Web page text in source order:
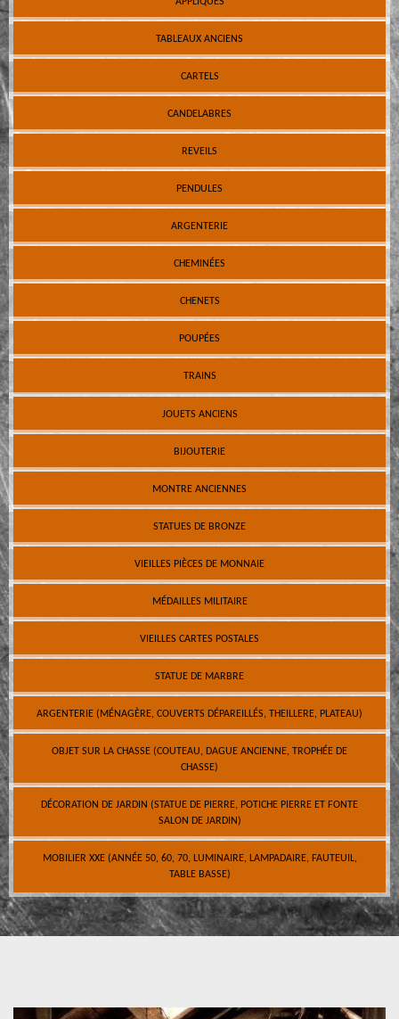
TABLEAUX ANCIENS
CARTELS
CANDELABRES
REVEILS
PENDULES
ARGENTERIE
CHEMINÉES
CHENETS
POUPÉES
TRAINS
JOUETS ANCIENS
BIJOUTERIE
MONTRE ANCIENNES
STATUES DE BRONZE
VIEILLES PIÈCES DE MONNAIE
MÉDAILLES MILITAIRE
VIEILLES CARTES POSTALES
STATUE DE MARBRE
ARGENTERIE (MÉNAGÈRE, COUVERTS DÉPAREILLÉS, THEILLERE, PLATEAU)
OBJET SUR LA CHASSE (COUTEAU, DAGUE ANCIENNE, TROPHÉE DE
CHASSE)
DÉCORATION DE JARDIN (STATUE DE PIERRE, POTICHE PIERRE ET FONTE
SALON DE JARDIN)
MOBILIER XXE (ANNÉE 50, 60, 70, LUMINAIRE, LAMPADAIRE, FAUTEUIL,
TABLE BASSE)